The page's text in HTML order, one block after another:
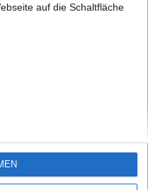
auf die Schaltfläche
devriez allerici